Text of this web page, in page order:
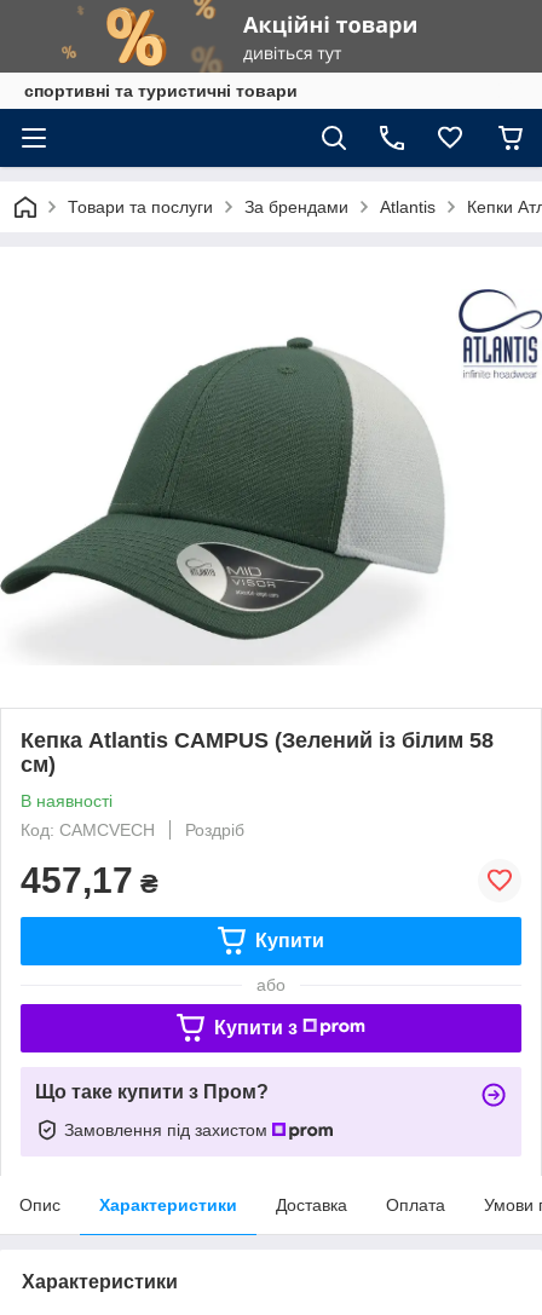
спортивні та туристичні товари
Товари та послуги За брендами Atlantis Кепки
Кепка Atlantis CAMPUS (Зелений із білим 58
см)
В наявності
Код: CAMCVECH
Роздріб
457,17 ₴
Купити
або
Купити з
Що таке купити з Пром?
Замовлення під захистом
Опис Характеристики Доставка Оплата Умови
Характеристики